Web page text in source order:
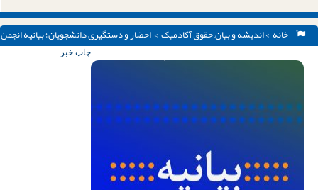
خانه >اندیشه و بیان,حقوق آکادمیک> احضار و دستگیری دانشجویان؛ بیانیه انجمن
چاپ خبر